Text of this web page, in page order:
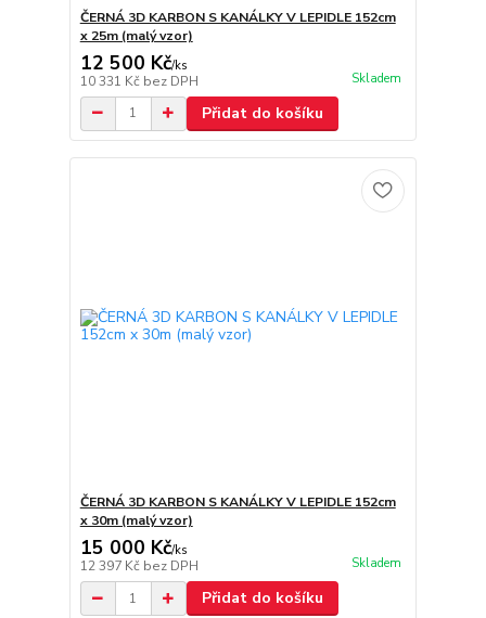
ČERNÁ 3D KARBON S KANÁLKY V LEPIDLE 152cm
x 25m (malý vzor)
12 500 Kč/ks
10 331 Kč bez DPH Skladem
Přidat do košíku
ČERNÁ 3D KARBON S KANÁLKY V LEPIDLE 152cm
x 30m (malý vzor)
15 000 Kč/ks
12 397 Kč bez DPH Skladem
Přidat do košíku